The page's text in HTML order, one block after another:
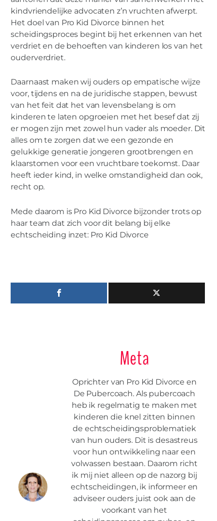
kindvriendelijke advocaten z’n vruchten afwerpt.
Het doel van Pro Kid Divorce binnen het
scheidingsproces begint bij het erkennen van het
verdriet en de behoeften van kinderen los van het
ouderverdriet.
Daarnaast maken wij ouders op empatische wijze
voor, tijdens en na de juridische stappen, bewust
van het feit dat het van levensbelang is om
kinderen te laten opgroeien met het besef dat zij
er mogen zijn met zowel hun vader als moeder. Dit
alles om te zorgen dat we een gezonde en
gelukkige generatie jongeren grootbrengen en
klaarstomen voor een vruchtbare toekomst. Daar
heeft ieder kind, in welke omstandigheid dan ook,
recht op.
Mede daarom is Pro Kid Divorce bijzonder trots op
haar team dat zich voor dit belang bij elke
echtscheiding inzet: Pro Kid Divorce
Meta
Oprichter van Pro Kid Divorce en
De Pubercoach. Als pubercoach
heb ik regelmatig te maken met
kinderen die knel zitten binnen
de echtscheidingsproblematiek
van hun ouders. Dit is desastreus
voor hun ontwikkeling naar een
volwassen bestaan. Daarom richt
ik mij niet alleen op de nazorg bij
echtscheidingen, ik informeer en
adviseer ouders juist ook aan de
voorkant van het